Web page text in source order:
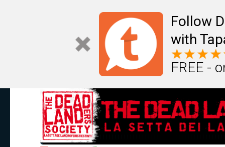
Follow
with
FREE -